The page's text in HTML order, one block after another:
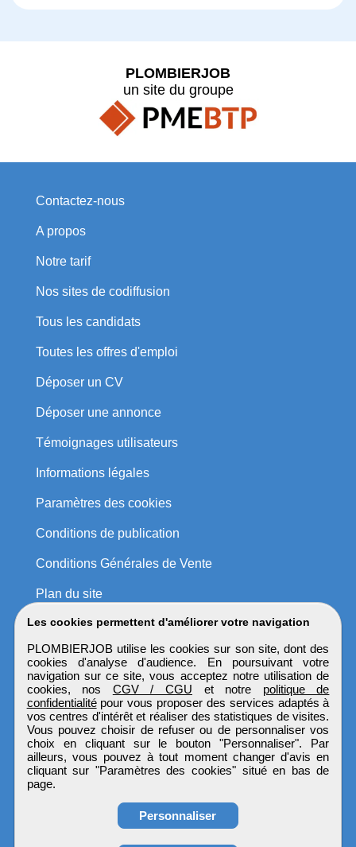
Les cookies permettent d'améliorer votre navigation
PLOMBIERJOB utilise les cookies sur son site, dont des
cookies d'analyse d'audience. En poursuivant votre
navigation sur ce site, vous acceptez notre utilisation de
cookies, nos CGV / CGU et notre politique de
confidentialitépour vous proposer des services adaptés à
vos centres d'intérêt et réaliser des statistiques de visites.
Vous pouvez choisir de refuser ou de personnaliser vos
choix en cliquant sur le bouton "Personnaliser". Par
ailleurs, vous pouvez à tout moment changer d'avis en
cliquant sur "Paramètres des cookies" situé en bas de
page.
Personnaliser
PLOMBIERJOB
un site du groupe
Contactez-nous
A propos
Notre tarif
Nos sites de codiffusion
Tous les candidats
Toutes les offres d'emploi
Déposer un CV
Déposer une annonce
Témoignages utilisateurs
Informations légales
Paramètres des cookies
Conditions de publication
Conditions Générales de Vente
Plan du site